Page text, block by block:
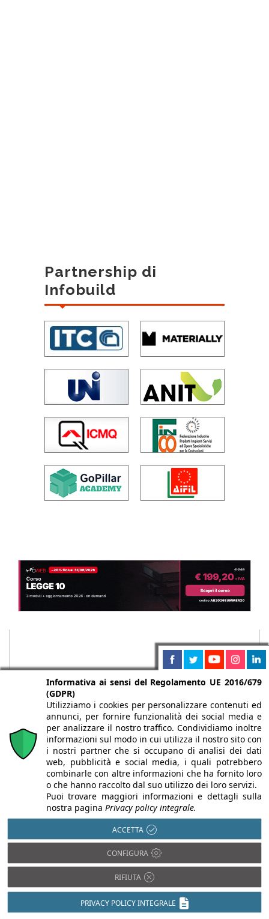
Partnership di
Infobuild
Chi siamo Autori Per la tua pubblicità
Iscriviti alla
newsletter
Infobuild è testata registrata presso il Tribunale di Milano al n° 63
dell’8/3/2013 - ISSN 2282-2267
© 2000-2026 Infoweb srl - P.IVA 13155920153 - Tutti i diritti
riservati |Privacy
Informativa ai sensi del Regolamento UE 2016/679
(GDPR)
Utilizziamo i cookies per personalizzare contenuti ed
annunci, per fornire funzionalità dei social media e
per analizzare il nostro traffico. Condividiamo inoltre
informazioni sul modo in cui utilizza il nostro sito con
i nostri partner che si occupano di analisi dei dati
web, pubblicità e social media, i quali potrebbero
combinarle con altre informazioni che ha fornito loro
o che hanno raccolto dal suo utilizzo dei loro servizi.
Puoi trovare maggiori informazioni e dettagli sulla
nostra pagina Privacy policy integrale.
ACCETTA
CONFIGURA
RIFIUTA
PRIVACY POLICY INTEGRALE